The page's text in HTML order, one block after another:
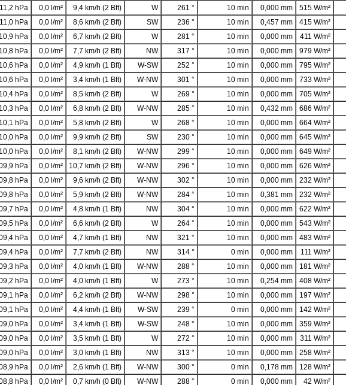
hPa 0,0 l/m² 9,4 km/h (2 Bft) W 261 ° 10 min 0,000 mm 515 W/m²
hPa 0,0 l/m² 8,6 km/h (2 Bft) SW 236 ° 10 min 0,457 mm 415 W/m²
hPa 0,0 l/m² 6,7 km/h (2 Bft) W 281 ° 10 min 0,000 mm 411 W/m²
hPa 0,0 l/m² 7,7 km/h (2 Bft) NW 317 ° 10 min 0,000 mm 979 W/m²
hPa 0,0 l/m² 4,9 km/h (1 Bft) W-SW 252 ° 10 min 0,000 mm 795 W/m²
hPa 0,0 l/m² 3,4 km/h (1 Bft) W-NW 301 ° 10 min 0,000 mm 733 W/m²
hPa 0,0 l/m² 8,5 km/h (2 Bft) W 269 ° 10 min 0,000 mm 705 W/m²
hPa 0,0 l/m² 6,8 km/h (2 Bft) W-NW 285 ° 10 min 0,432 mm 686 W/m²
hPa 0,0 l/m² 5,8 km/h (2 Bft) W 268 ° 10 min 0,000 mm 664 W/m²
hPa 0,0 l/m² 9,9 km/h (2 Bft) SW 230 ° 10 min 0,000 mm 645 W/m²
hPa 0,0 l/m² 8,1 km/h (2 Bft) W-NW 299 ° 10 min 0,000 mm 649 W/m²
hPa 0,0 l/m² 10,7 km/h (2 Bft) W-NW 296 ° 10 min 0,000 mm 626 W/m²
hPa 0,0 l/m² 9,6 km/h (2 Bft) W-NW 302 ° 10 min 0,000 mm 232 W/m²
hPa 0,0 l/m² 5,9 km/h (2 Bft) W-NW 284 ° 10 min 0,381 mm 232 W/m²
hPa 0,0 l/m² 4,8 km/h (1 Bft) NW 304 ° 10 min 0,000 mm 622 W/m²
hPa 0,0 l/m² 6,6 km/h (2 Bft) W 264 ° 10 min 0,000 mm 543 W/m²
hPa 0,0 l/m² 4,7 km/h (1 Bft) NW 321 ° 10 min 0,000 mm 483 W/m²
hPa 0,0 l/m² 7,7 km/h (2 Bft) NW 314 ° 0 min 0,000 mm 111 W/m²
hPa 0,0 l/m² 4,0 km/h (1 Bft) W-NW 288 ° 10 min 0,000 mm 181 W/m²
hPa 0,0 l/m² 4,0 km/h (1 Bft) W 273 ° 10 min 0,254 mm 408 W/m²
hPa 0,0 l/m² 6,2 km/h (2 Bft) W-NW 298 ° 10 min 0,000 mm 197 W/m²
hPa 0,0 l/m² 4,4 km/h (1 Bft) W-SW 239 ° 0 min 0,000 mm 142 W/m²
hPa 0,0 l/m² 3,4 km/h (1 Bft) W-SW 248 ° 10 min 0,000 mm 359 W/m²
hPa 0,0 l/m² 3,5 km/h (1 Bft) W 272 ° 10 min 0,000 mm 311 W/m²
hPa 0,0 l/m² 3,0 km/h (1 Bft) NW 313 ° 10 min 0,000 mm 258 W/m²
hPa 0,0 l/m² 2,6 km/h (1 Bft) W-NW 300 ° 0 min 0,178 mm 128 W/m²
hPa 0,0 l/m² 0,7 km/h (0 Bft) W-NW 288 ° 0 min 0,000 mm 42 W/m²